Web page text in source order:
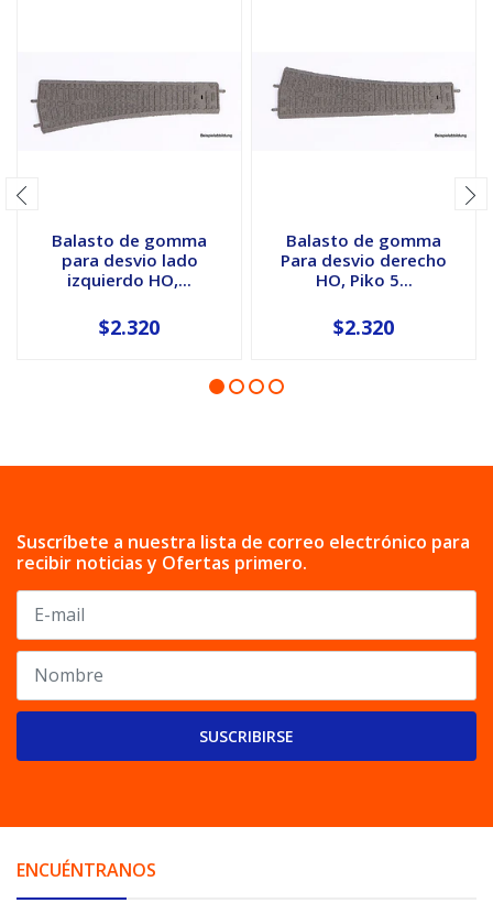
Balasto de gomma
para desvio lado
izquierdo HO,...
$2.320
Balasto de gomma
Para desvio derecho
HO, Piko 5...
$2.320
Suscríbete a nuestra lista de correo electrónico para
recibir noticias y Ofertas primero.
SUSCRIBIRSE
ENCUÉNTRANOS